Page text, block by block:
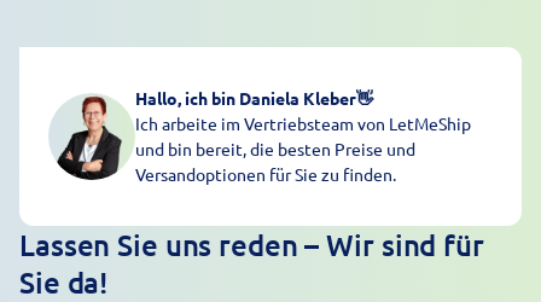
Hallo, ich bin Daniela Kleber👋
Ich arbeite im Vertriebsteam von LetMeShip
und bin bereit, die besten Preise und
Versandoptionen für Sie zu finden.
Lassen Sie uns reden – Wir sind für
Sie da!